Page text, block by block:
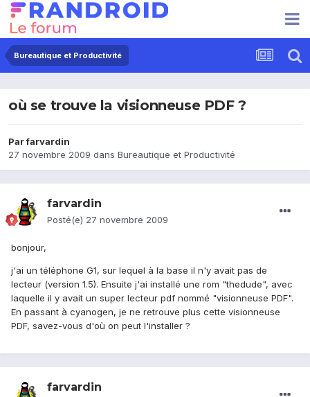
Bureautique et Productivité
où se trouve la visionneuse PDF ?
Parfarvardin
27 novembre 2009 dans Bureautique et Productivité
farvardin
Posté(e) 27 novembre 2009
bonjour,
j'ai un téléphone G1, sur lequel à la base il n'y avait pas de
lecteur (version 1.5). Ensuite j'ai installé une rom "thedude", avec
laquelle il y avait un super lecteur pdf nommé "visionneuse PDF".
En passant à cyanogen, je ne retrouve plus cette visionneuse
PDF, savez-vous d'où on peut l'installer ?
farvardin